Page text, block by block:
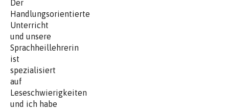
Der
Handlungsorientierte
Unterricht
und unsere
Sprachheillehrerin
ist
spezialisiert
auf
Leseschwierigkeiten
und ich habe